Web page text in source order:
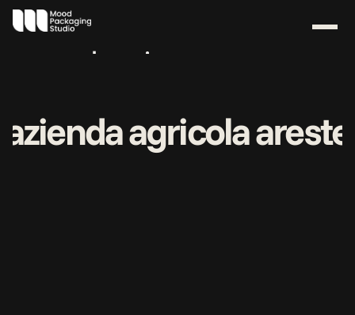
lavori
contatti
azienda agricola areste